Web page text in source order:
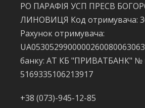
РО ПАРАФІЯ УСП ПРЕСВ
ЛИНОВИЦЯ Код отримувача:
Рахунок отримувача:
банку: АТ КБ "ПРИВАТБАНК" №
5169335106213917
+38 (073)-945-12-85